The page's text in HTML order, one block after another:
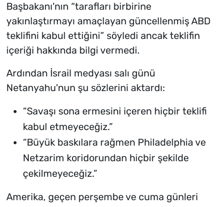
Başbakanı'nın “tarafları birbirine
yakınlaştırmayı amaçlayan güncellenmiş ABD
teklifini kabul ettiğini” söyledi ancak teklifin
içeriği hakkında bilgi vermedi.
Ardından İsrail medyası salı günü
Netanyahu'nun şu sözlerini aktardı:
“Savaşı sona ermesini içeren hiçbir teklifi
kabul etmeyeceğiz.”
“Büyük baskılara rağmen Philadelphia ve
Netzarim koridorundan hiçbir şekilde
çekilmeyeceğiz.”
Amerika, geçen perşembe ve cuma günleri